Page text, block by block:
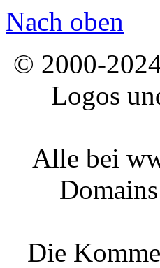
Nach oben
© 2000-
Logos
Alle bei
Die